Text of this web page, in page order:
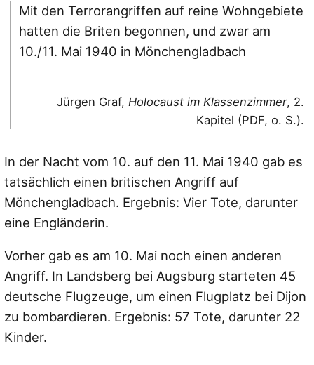
Mit den Terrorangriffen auf reine Wohngebiete
hatten die Briten begonnen, und zwar am
10./11. Mai 1940 in Mönchengladbach
Jürgen Graf, Holocaust im Klassenzimmer, 2.
Kapitel (PDF, o. S.).
In der Nacht vom 10. auf den 11. Mai 1940 gab es
tatsächlich einen britischen Angriff auf
Mönchengladbach. Ergebnis: Vier Tote, darunter
eine Engländerin.
Vorher gab es am 10. Mai noch einen anderen
Angriff. In Landsberg bei Augsburg starteten 45
deutsche Flugzeuge, um einen Flugplatz bei Dijon
zu bombardieren. Ergebnis: 57 Tote, darunter 22
Kinder.